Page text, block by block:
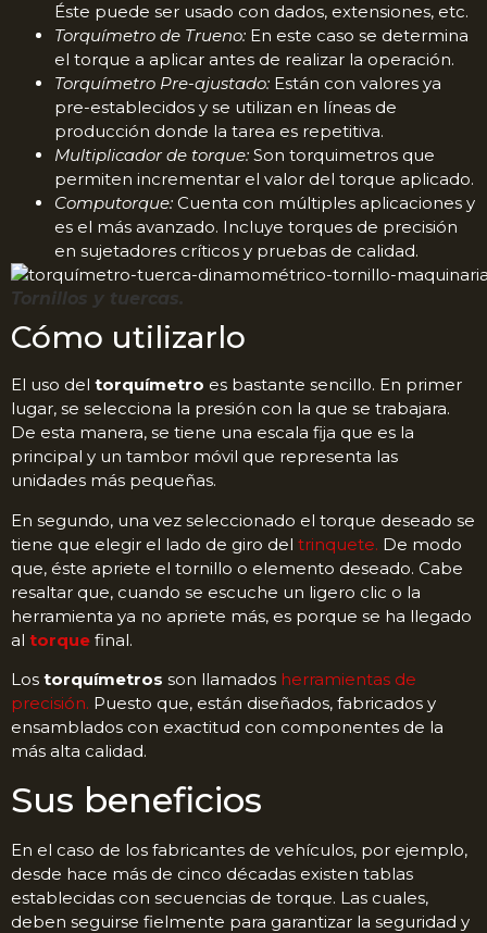
Éste puede ser usado con dados, extensiones, etc.
Torquímetro de Trueno: En este caso se determina
el torque a aplicar antes de realizar la operación.
Torquímetro Pre-ajustado: Están con valores ya
pre-establecidos y se utilizan en líneas de
producción donde la tarea es repetitiva.
Multiplicador de torque: Son torquimetros que
permiten incrementar el valor del torque aplicado.
Computorque: Cuenta con múltiples aplicaciones y
es el más avanzado. Incluye torques de precisión
en sujetadores críticos y pruebas de calidad.
Tornillos y tuercas.
Cómo utilizarlo
El uso del torquímetro es bastante sencillo. En primer
lugar, se selecciona la presión con la que se trabajara.
De esta manera, se tiene una escala fija que es la
principal y un tambor móvil que representa las
unidades más pequeñas.
En segundo, una vez seleccionado el torque deseado se
tiene que elegir el lado de giro del trinquete. De modo
que, éste apriete el tornillo o elemento deseado. Cabe
resaltar que, cuando se escuche un ligero clic o la
herramienta ya no apriete más, es porque se ha llegado
al torque final.
Los torquímetros son llamados herramientas de
precisión. Puesto que, están diseñados, fabricados y
ensamblados con exactitud con componentes de la
más alta calidad.
Sus beneficios
En el caso de los fabricantes de vehículos, por ejemplo,
desde hace más de cinco décadas existen tablas
establecidas con secuencias de torque. Las cuales,
deben seguirse fielmente para garantizar la seguridad y